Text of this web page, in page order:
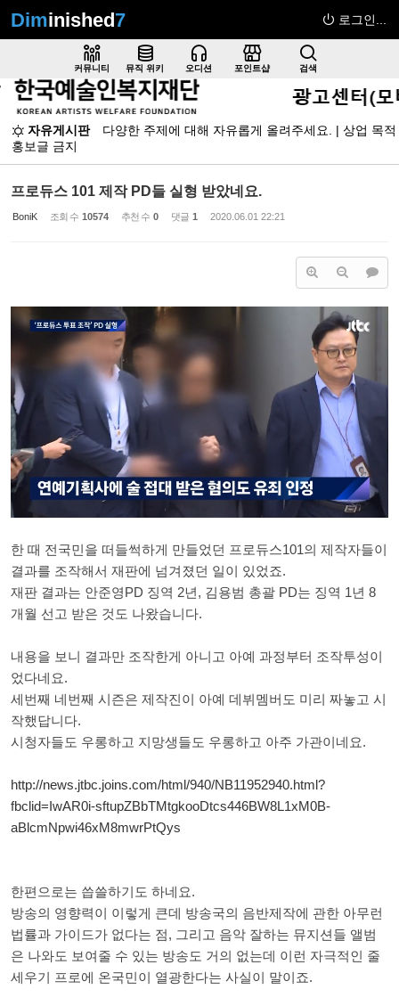
Diminished7 로그인...
커뮤니티 뮤직 위키 오디션 포인트샵 검색
자유게시판
다양한 주제에 대해 자유롭게 올려주세요. | 상업 목적
홍보글 금지
프로듀스 101 제작 PD들 실형 받았네요.
BoniK 조회 수 10574 추천 수 0 댓글 1 2020.06.01 22:21
한 때 전국민을 떠들썩하게 만들었던 프로듀스101의 제작자들이
결과를 조작해서 재판에 넘겨졌던 일이 있었죠.
재판 결과는 안준영PD 징역 2년, 김용범 총괄 PD는 징역 1년 8
개월 선고 받은 것도 나왔습니다.
내용을 보니 결과만 조작한게 아니고 아예 과정부터 조작투성이
었다네요.
세번째 네번째 시즌은 제작진이 아예 데뷔멤버도 미리 짜놓고 시
작했답니다.
시청자들도 우롱하고 지망생들도 우롱하고 아주 가관이네요.
http://news.jtbc.joins.com/html/940/NB11952940.html?
fbclid=IwAR0i-sftupZBbTMtgkooDtcs446BW8L1xM0B-
aBlcmNpwi46xM8mwrPtQys
한편으로는 씁쓸하기도 하네요.
방송의 영향력이 이렇게 큰데 방송국의 음반제작에 관한 아무런
법률과 가이드가 없다는 점, 그리고 음악 잘하는 뮤지션들 앨범
은 나와도 보여줄 수 있는 방송도 거의 없는데 이런 자극적인 줄
세우기 프로에 온국민이 열광한다는 사실이 말이죠.
Sketchbook5, 스케치북5
Sketchbook5, 스케치북5